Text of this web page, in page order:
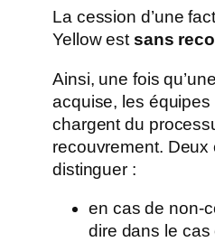
La cession d’une
Yellow est sans
Ainsi, une fois
acquise, les équipes
chargent du
recouvrement. Deux
distinguer :
en cas de non-
dire dans le cas